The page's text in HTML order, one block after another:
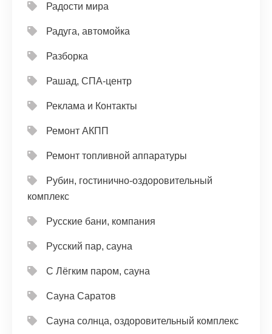
Радости мира
Радуга, автомойка
Разборка
Рашад, СПА-центр
Реклама и Контакты
Ремонт АКПП
Ремонт топливной аппаратуры
Рубин, гостинично-оздоровительный
комплекс
Русские бани, компания
Русский пар, сауна
С Лёгким паром, сауна
Сауна Саратов
Сауна солнца, оздоровительный комплекс